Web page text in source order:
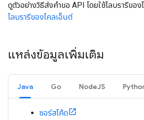
ดูตัวอย่างวิธีส่งคำขอ API โดยใช้ไลบรารีของ
ไลบรารีของไคลเอ็นต์
แหล่งข้อมูลเพิ่มเติม
Java Go NodeJS
ซอร์สโค้ด